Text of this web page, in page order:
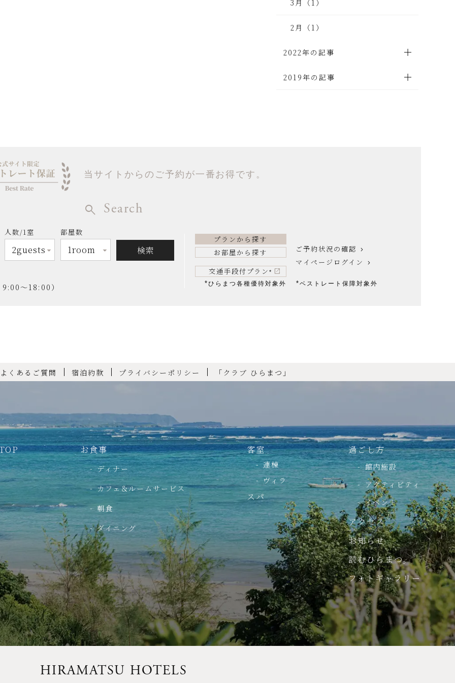
3月（1）
2月（1）
2022年の記事
2019年の記事
当サイトからのご予約が一番お得です。
Search
人数/1室 部屋数
～18:00）
プランから探す
お部屋から探す
交通手段付プラン*
ご予約状況の確認
マイページログイン
*ひらまつ各種優待対象外 *ベストレート保障対象外
よくあるご質問 宿泊約款 プライバシーポリシー 「クラブ ひらまつ」
お食事
ディナー
カフェ＆ルームサービス
朝食
ダイニング
客室
連棟
ヴィラ
スパ
過ごし方
館内施設
アクティビティ
イベント
アクセス
お知らせ
読むひらまつ。
フォトギャラリー
HIRAMATSU HOTELS